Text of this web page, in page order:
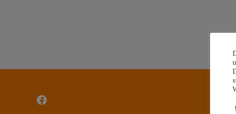
Facebook